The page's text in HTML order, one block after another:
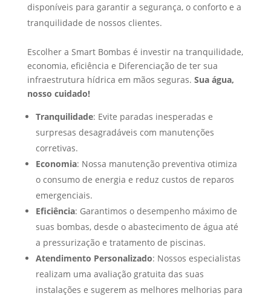
disponíveis para garantir a segurança, o conforto e a
tranquilidade de nossos clientes.
Escolher a Smart Bombas é investir na tranquilidade,
economia, eficiência e Diferenciação de ter sua
infraestrutura hídrica em mãos seguras. Sua água,
nosso cuidado!
Tranquilidade: Evite paradas inesperadas e
surpresas desagradáveis com manutenções
corretivas.
Economia: Nossa manutenção preventiva otimiza
o consumo de energia e reduz custos de reparos
emergenciais.
Eficiência: Garantimos o desempenho máximo de
suas bombas, desde o abastecimento de água até
a pressurização e tratamento de piscinas.
Atendimento Personalizado: Nossos especialistas
realizam uma avaliação gratuita das suas
instalações e sugerem as melhores melhorias para